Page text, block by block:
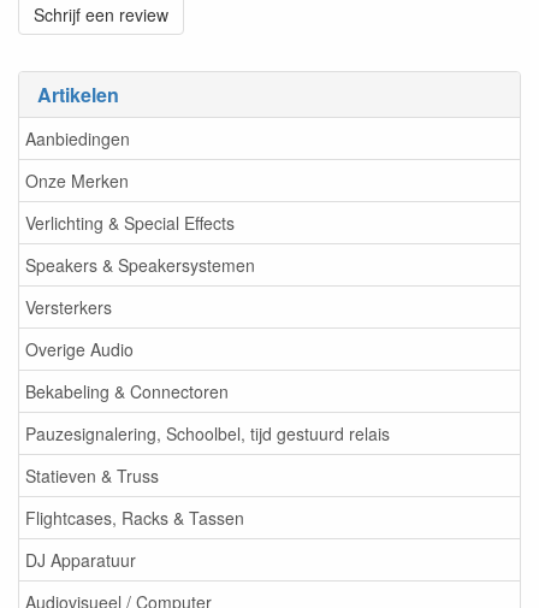
Artikelen
Aanbiedingen
Onze Merken
Verlichting & Special Effects
Speakers & Speakersystemen
Versterkers
Overige Audio
Bekabeling & Connectoren
Pauzesignalering, Schoolbel, tijd gestuurd relais
Statieven & Truss
Flightcases, Racks & Tassen
DJ Apparatuur
Audiovisueel / Computer
Schrijf een review